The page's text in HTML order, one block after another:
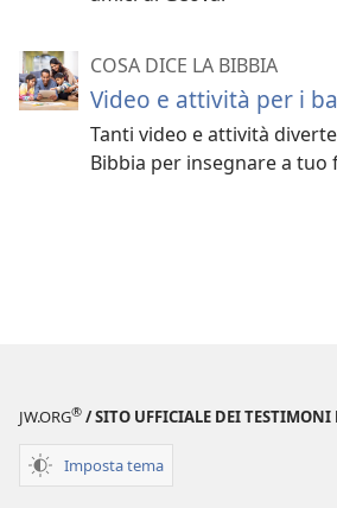
COSA DICE LA BIBBIA
Video e attività per i
Tanti video e attività
Bibbia per insegnare a tuo
JW.ORG® / SITO UFFICIALE DEI TESTIMONI
Imposta tema